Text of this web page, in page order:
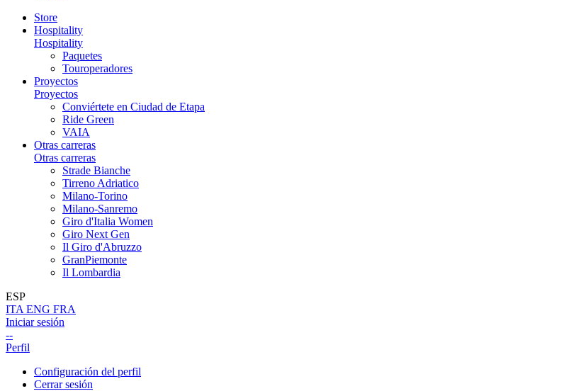
Store
Hospitality
Hospitality
Paquetes
Touroperadores
Proyectos
Proyectos
Conviértete en Ciudad de Etapa
Ride Green
VAIA
Otras carreras
Otras carreras
Strade Bianche
Tirreno Adriatico
Milano-Torino
Milano-Sanremo
Giro d'Italia Women
Giro Next Gen
Il Giro d'Abruzzo
GranPiemonte
Il Lombardia
ESP
ITA ENG FRA
Iniciar sesión
--
Perfil
Configuración del perfil
Cerrar sesión